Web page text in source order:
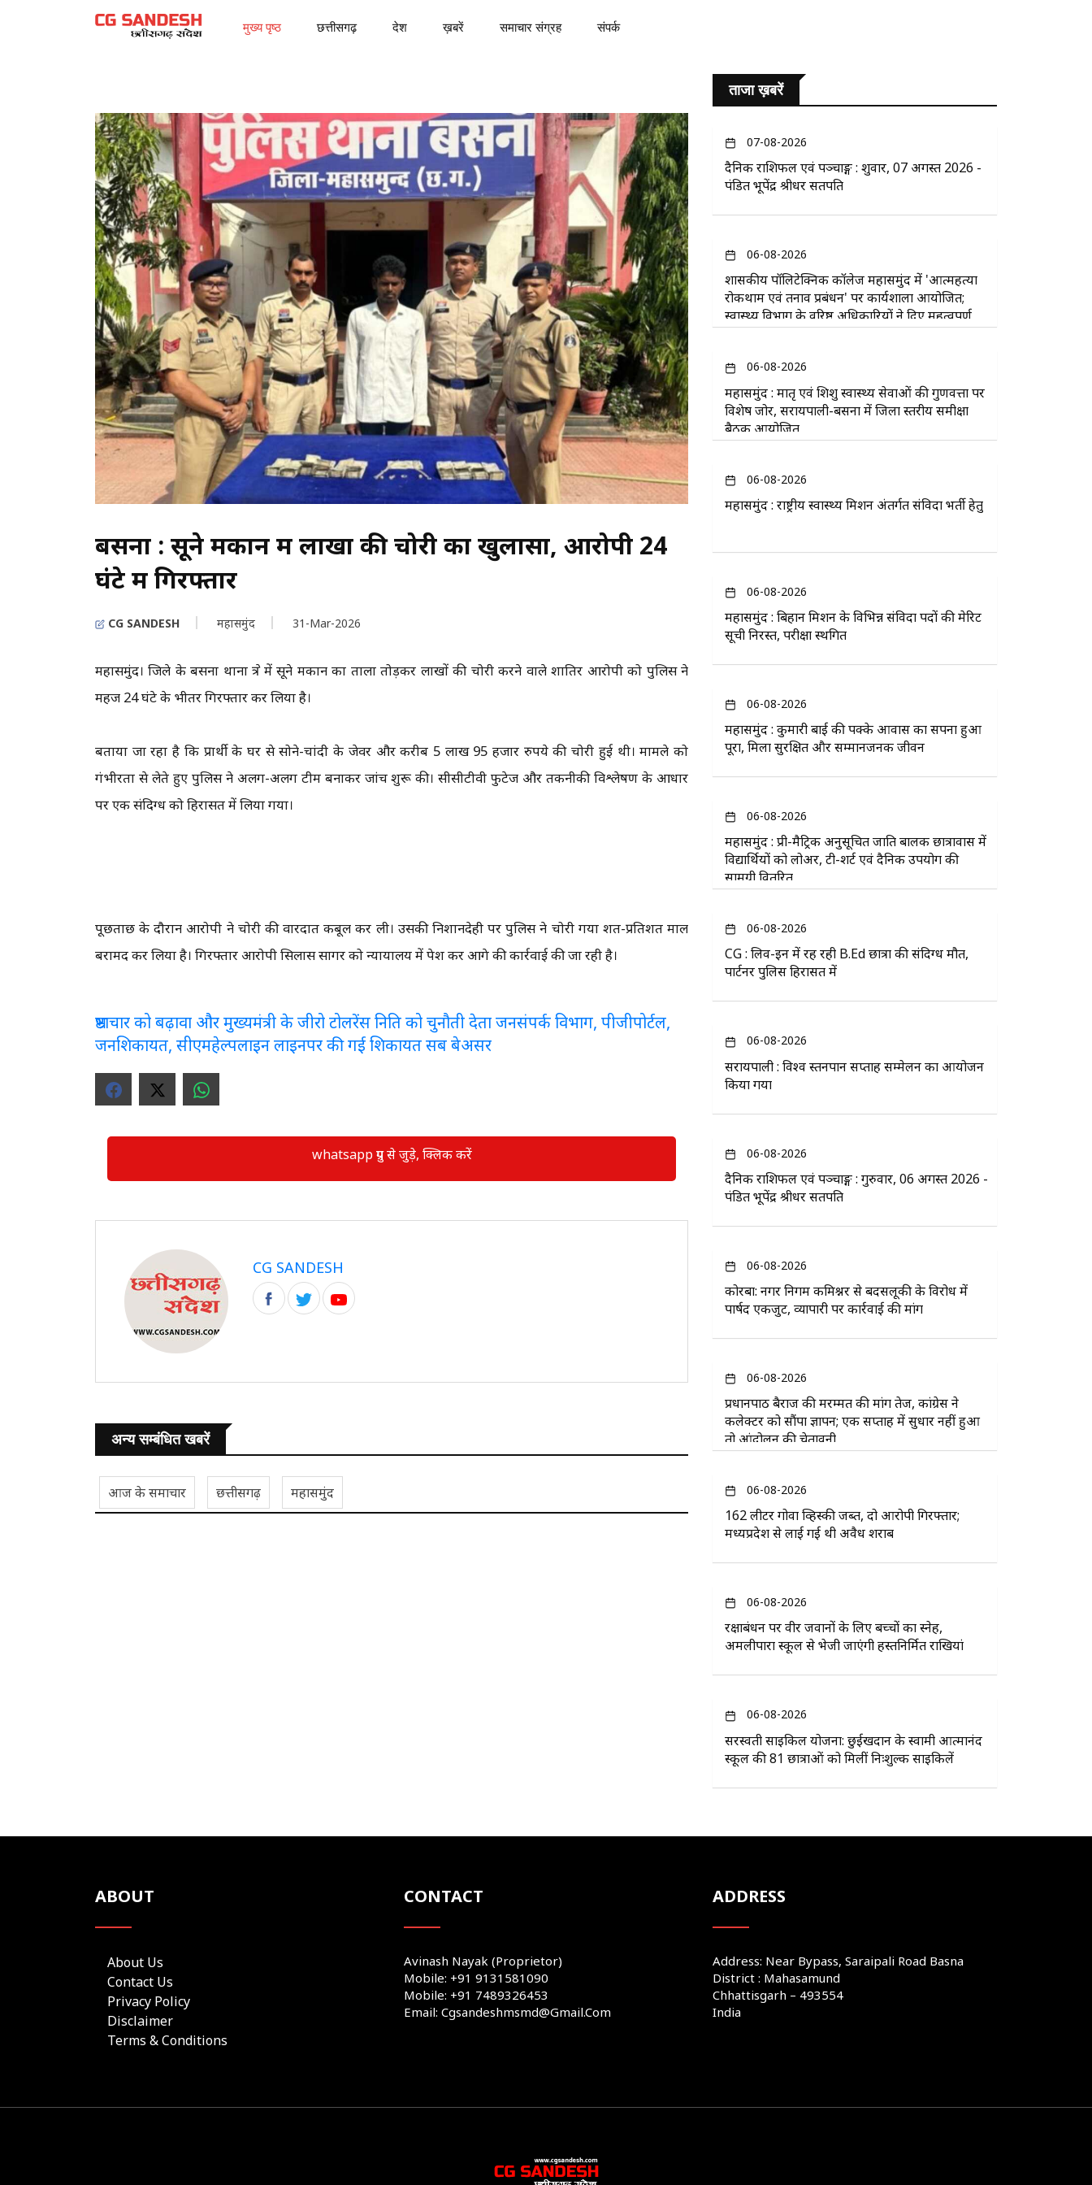
मुख्य पृष्ठ छत्तीसगढ़ देश ख़बरें समाचार संग्रह संपर्क
बसना : सूने मकान में लाखों की चोरी का खुलासा, आरोपी 24
घंटे में गिरफ्तार
CG SANDESH महासमुंद 31-Mar-2026
महासमुंद। जिले के बसना थाना क्षेत्र में सूने मकान का ताला तोड़कर लाखों की चोरी करने वाले शातिर आरोपी को पुलिस ने
महज 24 घंटे के भीतर गिरफ्तार कर लिया है।
बताया जा रहा है कि प्रार्थी के घर से सोने-चांदी के जेवर और करीब 5 लाख 95 हजार रुपये की चोरी हुई थी। मामले को
गंभीरता से लेते हुए पुलिस ने अलग-अलग टीम बनाकर जांच शुरू की। सीसीटीवी फुटेज और तकनीकी विश्लेषण के आधार
पर एक संदिग्ध को हिरासत में लिया गया।
पूछताछ के दौरान आरोपी ने चोरी की वारदात कबूल कर ली। उसकी निशानदेही पर पुलिस ने चोरी गया शत-प्रतिशत माल
बरामद कर लिया है। गिरफ्तार आरोपी सिलास सागर को न्यायालय में पेश कर आगे की कार्रवाई की जा रही है।
भ्रष्टाचार को बढ़ावा और मुख्यमंत्री के जीरो टोलरेंस निति को चुनौती देता जनसंपर्क विभाग, पीजीपोर्टल,
जनशिकायत, सीएमहेल्पलाइन लाइनपर की गई शिकायत सब बेअसर
whatsapp ग्रुप से जुड़े, क्लिक करें
CG SANDESH
अन्य सम्बंधित खबरें
आज के समाचार छत्तीसगढ़ महासमुंद
ताजा ख़बरें
07-08-2026
दैनिक राशिफल एवं पञ्चाङ्ग : शुक्रवार, 07 अगस्त 2026 -
पंडित भूपेंद्र श्रीधर सतपति
06-08-2026
​शासकीय पॉलिटेक्निक कॉलेज महासमुंद में 'आत्महत्या
रोकथाम एवं तनाव प्रबंधन' पर कार्यशाला आयोजित;
स्वास्थ्य विभाग के वरिष्ठ अधिकारियों ने दिए महत्वपूर्ण
सुझाव
06-08-2026
महासमुंद : मातृ एवं शिशु स्वास्थ्य सेवाओं की गुणवत्ता पर
विशेष जोर, सरायपाली-बसना में जिला स्तरीय समीक्षा
बैठक आयोजित
06-08-2026
महासमुंद : राष्ट्रीय स्वास्थ्य मिशन अंतर्गत संविदा भर्ती हेतु
06-08-2026
महासमुंद : बिहान मिशन के विभिन्न संविदा पदों की मेरिट
सूची निरस्त, परीक्षा स्थगित
06-08-2026
महासमुंद : कुमारी बाई की पक्के आवास का सपना हुआ
पूरा, मिला सुरक्षित और सम्मानजनक जीवन
06-08-2026
महासमुंद : प्री-मैट्रिक अनुसूचित जाति बालक छात्रावास में
विद्यार्थियों को लोअर, टी-शर्ट एवं दैनिक उपयोग की
सामग्री वितरित
06-08-2026
CG : लिव-इन में रह रही B.Ed छात्रा की संदिग्ध मौत,
पार्टनर पुलिस हिरासत में
06-08-2026
सरायपाली : विश्व स्तनपान सप्ताह सम्मेलन का आयोजन
किया गया
06-08-2026
दैनिक राशिफल एवं पञ्चाङ्ग : गुरुवार, 06 अगस्त 2026 -
पंडित भूपेंद्र श्रीधर सतपति
06-08-2026
कोरबा: नगर निगम कमिश्नर से बदसलूकी के विरोध में
पार्षद एकजुट, व्यापारी पर कार्रवाई की मांग
06-08-2026
प्रधानपाठ बैराज की मरम्मत की मांग तेज, कांग्रेस ने
कलेक्टर को सौंपा ज्ञापन; एक सप्ताह में सुधार नहीं हुआ
तो आंदोलन की चेतावनी
06-08-2026
162 लीटर गोवा व्हिस्की जब्त, दो आरोपी गिरफ्तार;
मध्यप्रदेश से लाई गई थी अवैध शराब
06-08-2026
रक्षाबंधन पर वीर जवानों के लिए बच्चों का स्नेह,
अमलीपारा स्कूल से भेजी जाएंगी हस्तनिर्मित राखियां
06-08-2026
सरस्वती साइकिल योजना: छुईखदान के स्वामी आत्मानंद
स्कूल की 81 छात्राओं को मिलीं निःशुल्क साइकिलें
ABOUT
About Us
Contact Us
Privacy Policy
Disclaimer
Terms & Conditions
CONTACT
Avinash Nayak (Proprietor)
Mobile: +91 9131581090
Mobile: +91 7489326453
Email: Cgsandeshmsmd@gmail.com
ADDRESS
Address: Near Bypass, Saraipali Road Basna
District : Mahasamund
Chhattisgarh – 493554
India